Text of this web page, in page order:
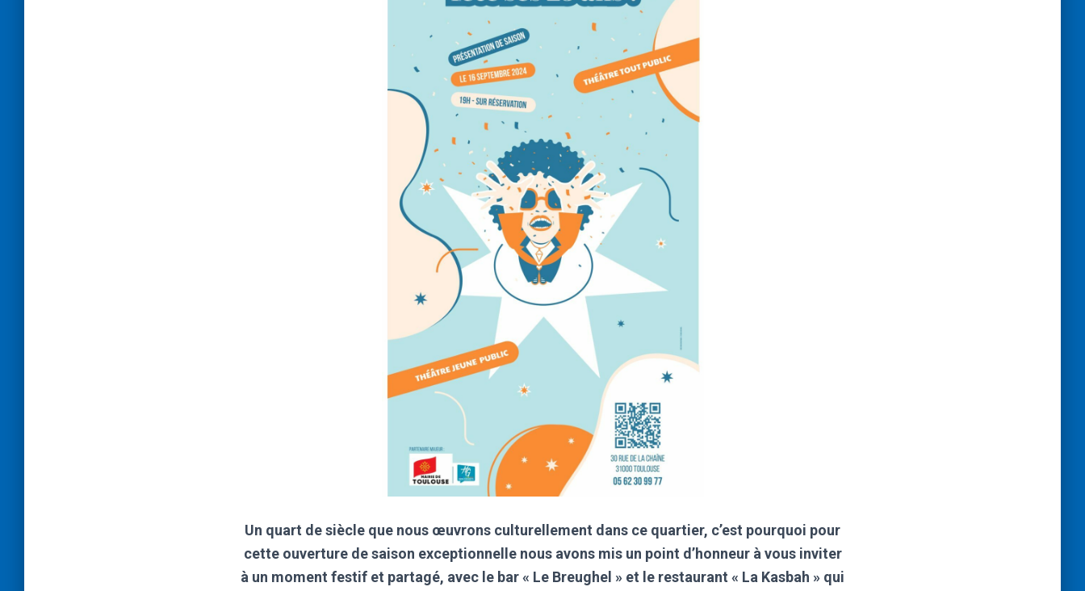
Un quart de siècle que nous œuvrons culturellement dans ce quartier, c’est pourquoi pour
cette ouverture de saison exceptionnelle nous avons mis un point d’honneur à vous inviter
à un moment festif et partagé, avec le bar « Le Breughel » et le restaurant « La Kasbah » qui